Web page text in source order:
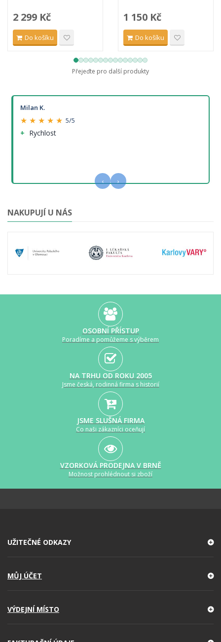
2 299 Kč
Do košíku
1 150 Kč
Do košíku
Přejeďte pro další produkty
Milan K.
★ ★ ★ ★ ★ 5/5
Rychlost
‹ ›
NAKUPUJÍ U NÁS
OSOBNÍ PŘÍSTUP
Poradíme a pomůžeme s výběrem
NA TRHU OD ROKU 2005
Jsme česká, rodinná firma s historií
JSME SLUŠNÁ FIRMA
Co naši zákazníci oceňují
VZORKOVÁ PRODEJNA V BRNĚ
Možnost prohlédnout si zboží
UŽITEČNÉ ODKAZY
MŮJ ÚČET
VÝDEJNÍ MÍSTO